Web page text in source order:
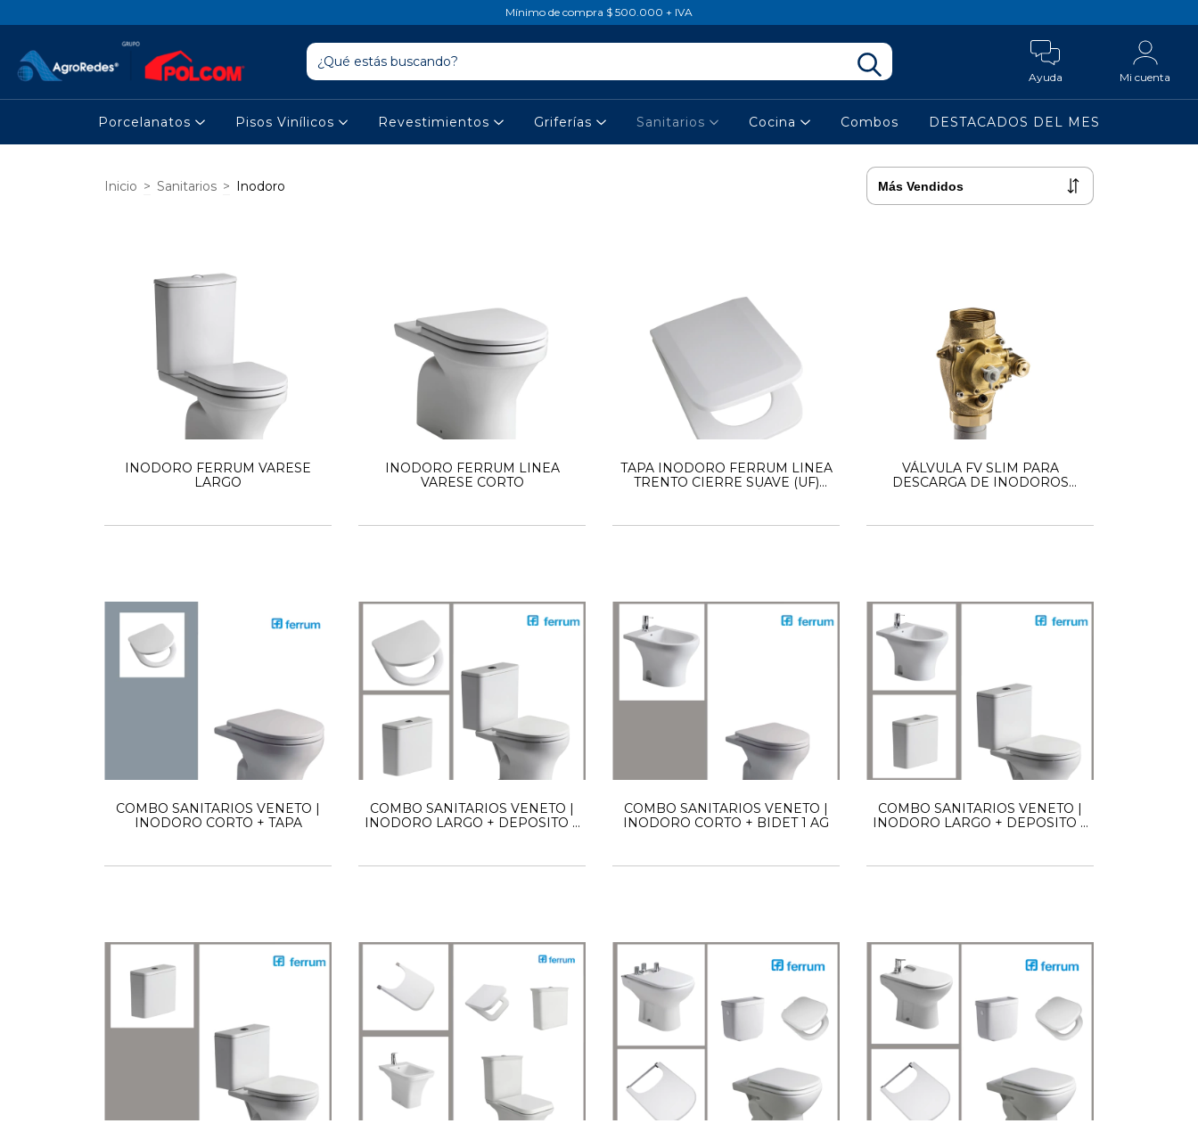
Mínimo de compra $ 500.000 + IVA
Ayuda Mi cuenta
Porcelanatos Pisos Vinílicos Revestimientos Griferías Sanitarios Cocina Combos DESTACADOS DEL MES
Inicio > Sanitarios > Inodoro
INODORO FERRUM VARESE
LARGO
INODORO FERRUM LINEA
VARESE CORTO
TAPA INODORO FERRUM LINEA
TRENTO CIERRE SUAVE (UF)
VÁLVULA FV SLIM PARA
DESCARGA DE INODOROS
COMBO SANITARIOS VENETO |
INODORO CORTO + TAPA
COMBO SANITARIOS VENETO |
INODORO LARGO + DEPOSITO +
COMBO SANITARIOS VENETO |
INODORO CORTO + BIDET 1 AG
COMBO SANITARIOS VENETO |
INODORO LARGO + DEPOSITO +